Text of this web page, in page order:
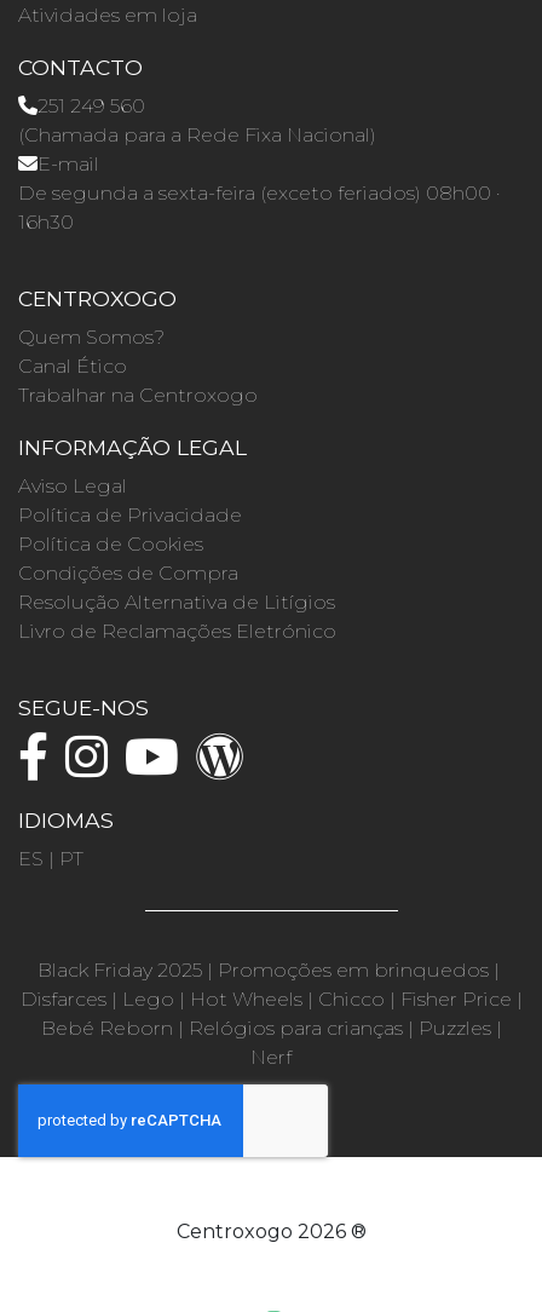
Atividades em loja
CONTACTO
251 249 560
(Chamada para a Rede Fixa Nacional)
E-mail
De segunda a sexta-feira (exceto feriados) 08h00 ·
16h30
CENTROXOGO
Quem Somos?
Canal Ético
Trabalhar na Centroxogo
INFORMAÇÃO LEGAL
Aviso Legal
Política de Privacidade
Política de Cookies
Condições de Compra
Resolução Alternativa de Litígios
Livro de Reclamações Eletrónico
SEGUE-NOS
IDIOMAS
ES | PT
Black Friday 2025 | Promoções em brinquedos |
Disfarces| Lego | Hot Wheels| Chicco | Fisher Price |
Bebé Reborn | Relógios para crianças| Puzzles|
Nerf
Centroxogo 2026 ®